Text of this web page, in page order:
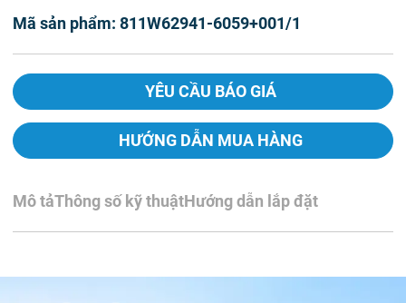
Mã sản phẩm: 811W62941-6059+001/1
YÊU CẦU BÁO GIÁ
HƯỚNG DẪN MUA HÀNG
Mô tảThông số kỹ thuậtHướng dẫn lắp đặt